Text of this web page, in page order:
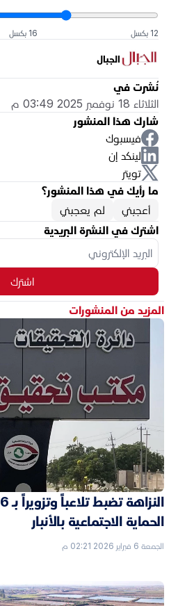
12 بكسل 16 بكسل
الجبال
نُشرت في
الثلاثاء 18 نوفمبر 2025 03:49 م
شارك هذا المنشور
فيسبوك
لينكد إن
تويتر
ما رأيك في هذا المنشور؟
أعجبني
لم يعجبني
اشترك في النشرة البريدية
اشترك
المزيد من المنشورات
الحماية الاجتماعية بالأنبار
الجمعة 6 فبراير 2026 02:21 م